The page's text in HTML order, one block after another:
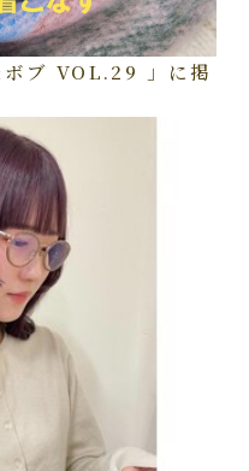
ブ VOL.29 」に掲